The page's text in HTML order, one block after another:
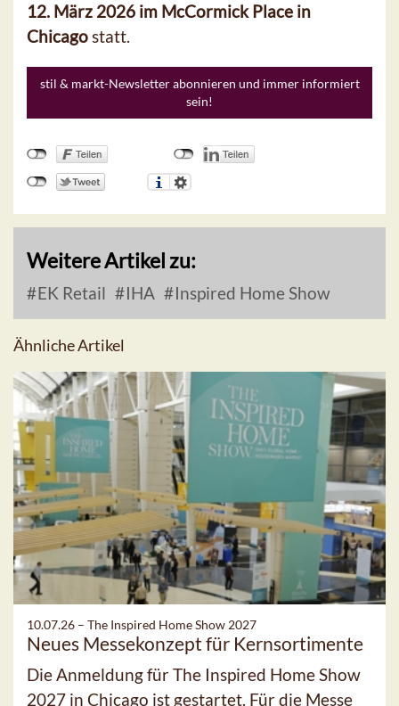
12. März 2026 im McCormick Place in
Chicagostatt.
stil & markt-Newsletter abonnieren und immer informiert
sein!
Weitere Artikel zu:
EK Retail IHA Inspired Home Show
Ähnliche Artikel
10.07.26 – The Inspired Home Show 2027
Neues Messekonzept für Kernsortimente
Die Anmeldung für The Inspired Home Show
2027 in Chicago ist gestartet. Für die Messe